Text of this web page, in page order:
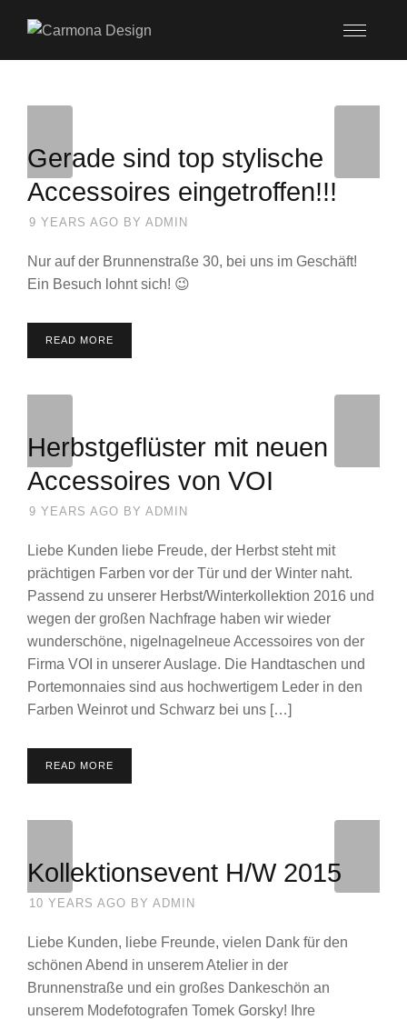
Gerade sind top stylische
Accessoires eingetroffen!!!
9 YEARS AGO BY ADMIN
Nur auf der Brunnenstraße 30, bei uns im Geschäft!
Ein Besuch lohnt sich! 😉
READ MORE
Herbstgeflüster mit neuen
Accessoires von VOI
9 YEARS AGO BY ADMIN
Liebe Kunden liebe Freude, der Herbst steht mit
prächtigen Farben vor der Tür und der Winter naht.
Passend zu unserer Herbst/Winterkollektion 2016 und
wegen der großen Nachfrage haben wir wieder
wunderschöne, nigelnagelneue Accessoires von der
Firma VOI in unserer Auslage. Die Handtaschen und
Portemonnaies sind aus hochwertigem Leder in den
Farben Weinrot und Schwarz bei uns […]
READ MORE
Kollektionsevent H/W 2015
10 YEARS AGO BY ADMIN
Liebe Kunden, liebe Freunde, vielen Dank für den
schönen Abend in unserem Atelier in der
Brunnenstraße und ein großes Dankeschön an
unserem Modefotografen Tomek Gorsky! Ihre